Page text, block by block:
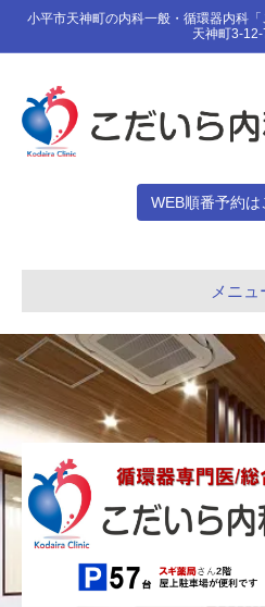
小平市天神町の内科一般・循環器内科
天神町3-
WEB順番予約は
メニュ